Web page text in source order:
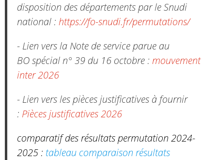
disposition des départements par le Snudi
national : https://fo-snudi.fr/permutations/
- Lien vers la Note de service parue au
BO spécial n° 39 du 16 octobre : mouvement
inter 2026
- Lien vers les pièces justificatives à fournir
: Pièces justificatives 2026
comparatif des résultats permutation 2024-
2025 : tableau comparaison résultats